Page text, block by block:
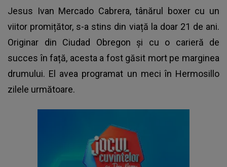
Jesus Ivan Mercado Cabrera, tânărul boxercu un
viitor promițător, s-a stins din viață la doar 21 de ani.
Originar din Ciudad Obregon și cu o carieră de
succes în față, acesta a fost găsit mort pe marginea
drumului. El avea programat un meci în Hermosillo
zilele următoare.